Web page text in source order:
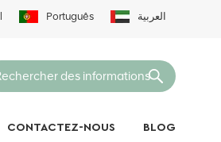
Português العربية
CONTACTEZ-NOUS BLOG